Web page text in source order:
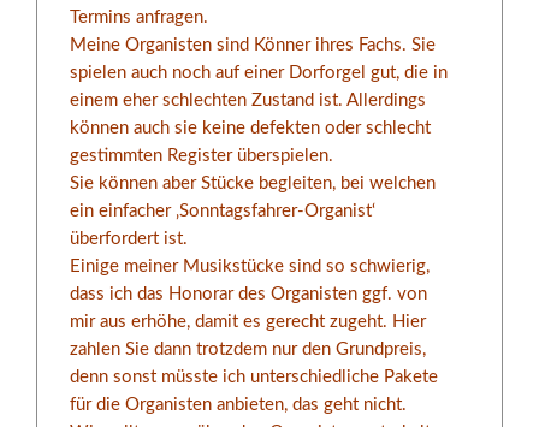
Termins anfragen.
Meine Organisten sind Könner ihres Fachs. Sie
spielen auch noch auf einer Dorforgel gut, die in
einem eher schlechten Zustand ist. Allerdings
können auch sie keine defekten oder schlecht
gestimmten Register überspielen.
Sie können aber Stücke begleiten, bei welchen
ein einfacher ‚Sonntagsfahrer-Organist‘
überfordert ist.
Einige meiner Musikstücke sind so schwierig,
dass ich das Honorar des Organisten ggf. von
mir aus erhöhe, damit es gerecht zugeht. Hier
zahlen Sie dann trotzdem nur den Grundpreis,
denn sonst müsste ich unterschiedliche Pakete
für die Organisten anbieten, das geht nicht.